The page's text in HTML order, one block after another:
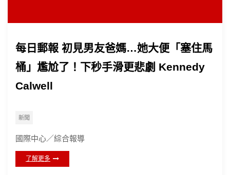
每日郵報 初見男友爸媽…她大便「塞住馬
桶」尷尬了！下秒手滑更悲劇 Kennedy
Calwell
新聞
國際中心／綜合報導
了解更多